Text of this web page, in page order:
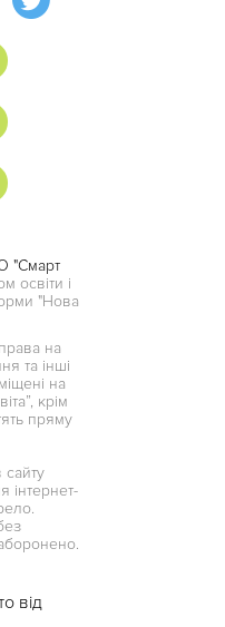
"Смарт
освіти і
"Нова
на
та інші
на
крім
пряму
сайту
інтернет-
від